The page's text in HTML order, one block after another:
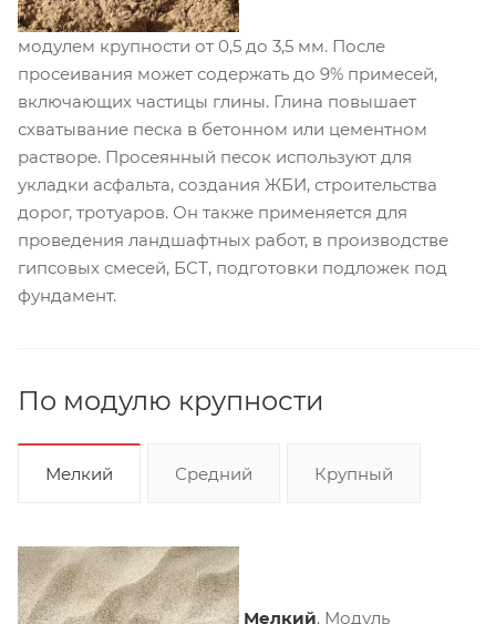
модулем крупности от 0,5 до 3,5 мм. После
просеивания может содержать до 9% примесей,
включающих частицы глины. Глина повышает
схватывание песка в бетонном или цементном
растворе. Просеянный песок используют для
укладки асфальта, создания ЖБИ, строительства
дорог, тротуаров. Он также применяется для
проведения ландшафтных работ, в производстве
гипсовых смесей, БСТ, подготовки подложек под
фундамент.
По модулю крупности
Мелкий Средний Крупный
Мелкий. Модуль